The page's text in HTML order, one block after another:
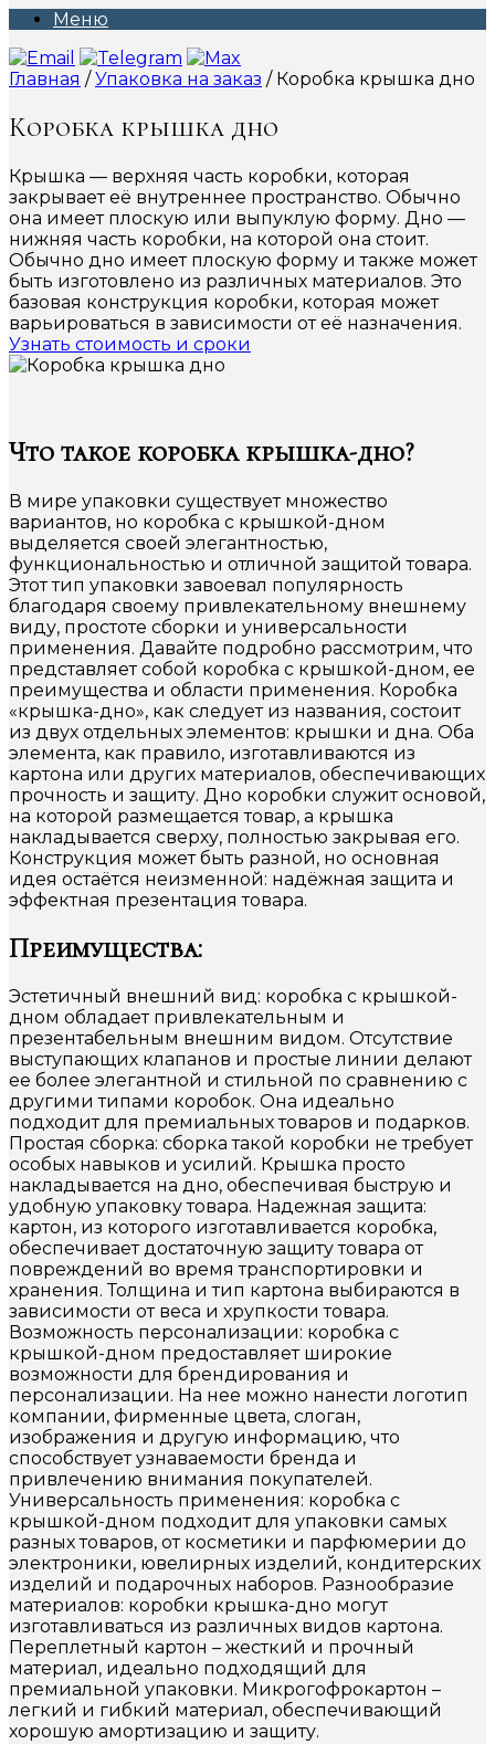
Меню
Главная /Упаковка на заказ / Коробка крышка дно
Коробка крышка дно
Крышка — верхняя часть коробки, которая
закрывает её внутреннее пространство. Обычно
она имеет плоскую или выпуклую форму. Дно —
нижняя часть коробки, на которой она стоит.
Обычно дно имеет плоскую форму и также может
быть изготовлено из различных материалов. Это
базовая конструкция коробки, которая может
варьироваться в зависимости от её назначения.
Узнать стоимость и сроки
Что такое коробка крышка-дно?
В мире упаковки существует множество
вариантов, но коробка с крышкой-дном
выделяется своей элегантностью,
функциональностью и отличной защитой товара.
Этот тип упаковки завоевал популярность
благодаря своему привлекательному внешнему
виду, простоте сборки и универсальности
применения. Давайте подробно рассмотрим, что
представляет собой коробка с крышкой-дном, ее
преимущества и области применения. Коробка
«крышка-дно», как следует из названия, состоит
из двух отдельных элементов: крышки и дна. Оба
элемента, как правило, изготавливаются из
картона или других материалов, обеспечивающих
прочность и защиту. Дно коробки служит основой,
на которой размещается товар, а крышка
накладывается сверху, полностью закрывая его.
Конструкция может быть разной, но основная
идея остаётся неизменной: надёжная защита и
эффектная презентация товара.
Преимущества:
Эстетичный внешний вид: коробка с крышкой-
дном обладает привлекательным и
презентабельным внешним видом. Отсутствие
выступающих клапанов и простые линии делают
ее более элегантной и стильной по сравнению с
другими типами коробок. Она идеально
подходит для премиальных товаров и подарков.
Простая сборка: сборка такой коробки не требует
особых навыков и усилий. Крышка просто
накладывается на дно, обеспечивая быструю и
удобную упаковку товара. Надежная защита:
картон, из которого изготавливается коробка,
обеспечивает достаточную защиту товара от
повреждений во время транспортировки и
хранения. Толщина и тип картона выбираются в
зависимости от веса и хрупкости товара.
Возможность персонализации: коробка с
крышкой-дном предоставляет широкие
возможности для брендирования и
персонализации. На нее можно нанести логотип
компании, фирменные цвета, слоган,
изображения и другую информацию, что
способствует узнаваемости бренда и
привлечению внимания покупателей.
Универсальность применения: коробка с
крышкой-дном подходит для упаковки самых
разных товаров, от косметики и парфюмерии до
электроники, ювелирных изделий, кондитерских
изделий и подарочных наборов. Разнообразие
материалов: коробки крышка-дно могут
изготавливаться из различных видов картона.
Переплетный картон – жесткий и прочный
материал, идеально подходящий для
премиальной упаковки. Микрогофрокартон –
легкий и гибкий материал, обеспечивающий
хорошую амортизацию и защиту.